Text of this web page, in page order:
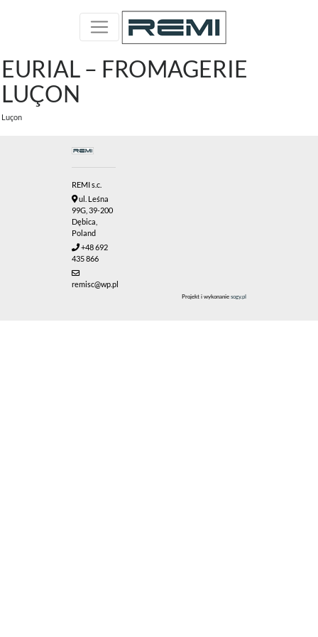
EURIAL – FROMAGERIE
LUÇON
Luçon
REMI s.c.
ul. Leśna
99G, 39-200
Dębica,
Poland
+48 692
435 866
remisc@wp.pl
Projekt i wykonanie sogy.pl